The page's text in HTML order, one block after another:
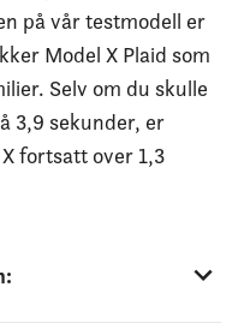
på vår testmodell er
Model X Plaid som
Selv om du skulle
3,9 sekunder, er
fortsatt over 1,3